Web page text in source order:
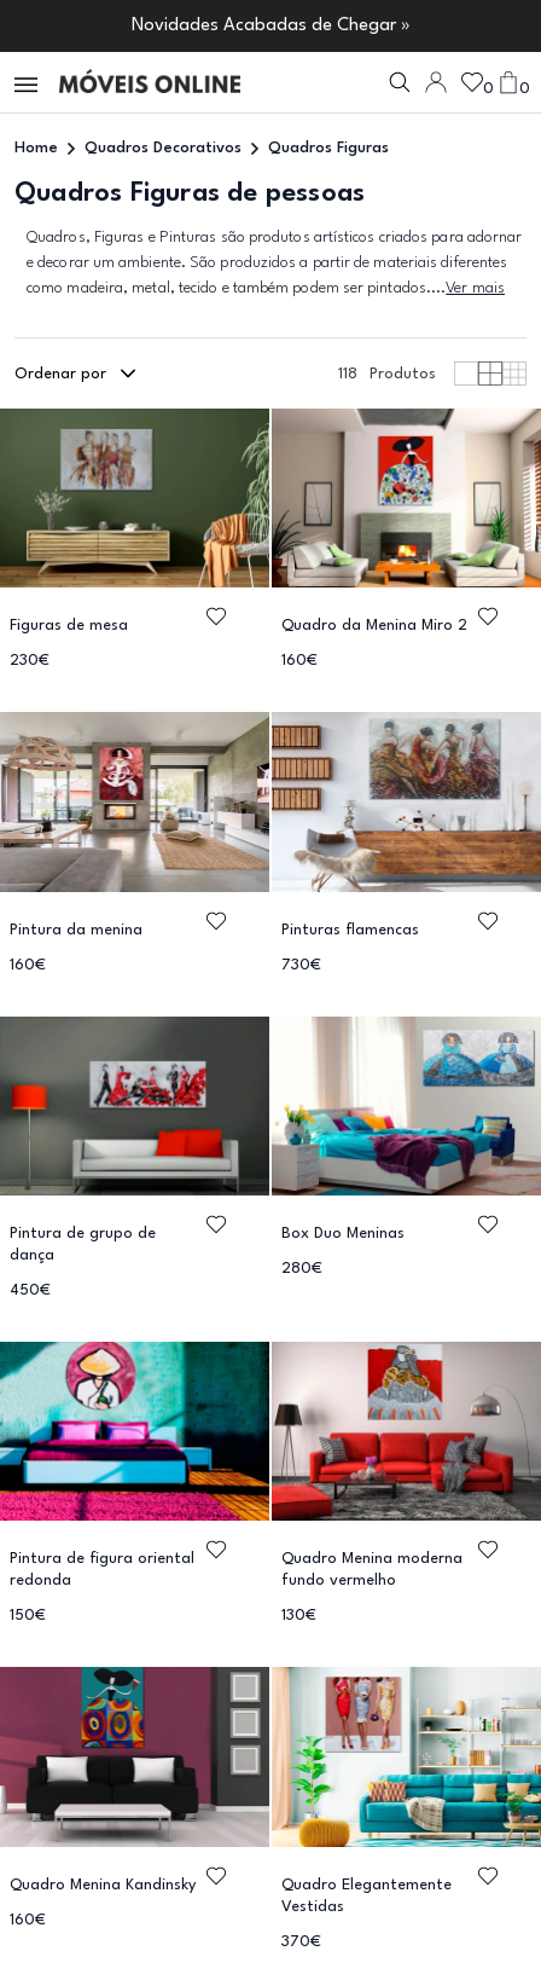
Novidades Acabadas de Chegar »
0 0
Home Quadros Decorativos Quadros Figuras
Quadros Figuras de pessoas
Quadros, Figuras e Pinturas são produtos artísticos criados para adornar
e decorar um ambiente. São produzidos a partir de materiais diferentes
como madeira, metal, tecido e também podem ser pintados....Ver mais
Ordenar por 118 Produtos
Figuras de mesa
230€
Quadro da Menina Miro 2
160€
Pintura da menina
160€
Pinturas flamencas
730€
Pintura de grupo de
dança
450€
Box Duo Meninas
280€
Pintura de figura oriental
redonda
150€
Quadro Menina moderna
fundo vermelho
130€
Quadro Menina Kandinsky
160€
Quadro Elegantemente
Vestidas
370€